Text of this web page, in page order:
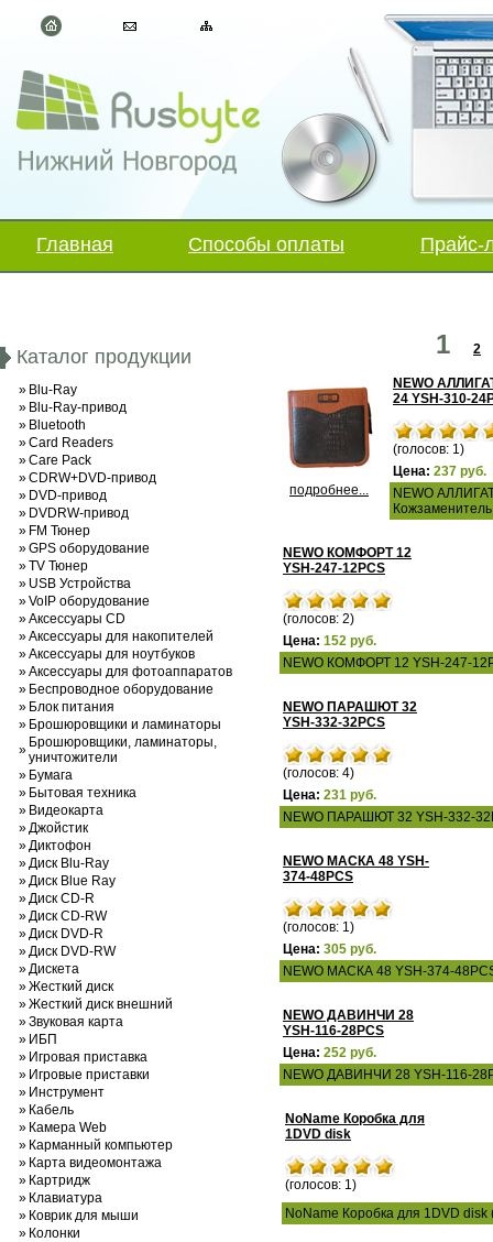
Главная Способы оплаты Прайс-
Каталог продукции
» Blu-Ray
» Blu-Ray-привод
» Bluetooth
»Card Readers
»Care Pack
»CDRW+DVD-привод
» DVD-привод
» DVDRW-привод
» FM Тюнер
»GPS оборудование
»TV Тюнер
» USB Устройства
»VoIP оборудование
»Аксессуары CD
»Аксессуары для накопителей
»Аксессуары для ноутбуков
»Аксессуары для фотоаппаратов
» Беспроводное оборудование
» Блок питания
» Брошюровщики и ламинаторы
» Брошюровщики, ламинаторы,
уничтожители
» Бумага
» Бытовая техника
» Видеокарта
»Джойстик
»Диктофон
»Диск Blu-Ray
»Диск Blue Ray
»Диск CD-R
»Диск CD-RW
»Диск DVD-R
»Диск DVD-RW
»Дискета
»Жесткий диск
»Жесткий диск внешний
»Звуковая карта
» ИБП
» Игровая приставка
» Игровые приставки
» Инструмент
» Кабель
» Камера Web
» Карманный компьютер
» Карта видеомонтажа
» Картридж
» Клавиатура
» Коврик для мыши
» Колонки
1 2
подробнее...
NEWO
24 YSH-310-
(голосов: 1)
Цена: 237 руб.
NEWO
NEWO КОМФОРТ 12
YSH-247-12PCS
(голосов: 2)
Цена: 152 руб.
NEWO КОМФОРТ 12 YSH-247-
NEWO ПАРАШЮТ 32
YSH-332-32PCS
(голосов: 4)
Цена: 231 руб.
NEWO ПАРАШЮТ 32 YSH-332-
NEWO МАСКА 48 YSH-
374-48PCS
(голосов: 1)
Цена: 305 руб.
NEWO МАСКА 48 YSH-374-
NEWO ДАВИНЧИ 28
YSH-116-28PCS
Цена: 252 руб.
NEWO ДАВИНЧИ 28 YSH-116-
NoName Коробка для
1DVD disk
(голосов: 1)
NoName Коробка для 1DVD